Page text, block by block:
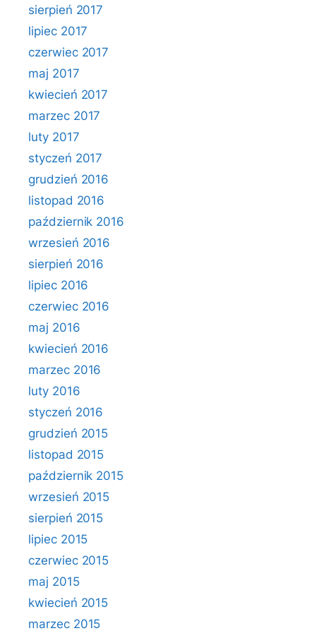
sierpień 2017
lipiec 2017
czerwiec 2017
maj 2017
kwiecień 2017
marzec 2017
luty 2017
styczeń 2017
grudzień 2016
listopad 2016
październik 2016
wrzesień 2016
sierpień 2016
lipiec 2016
czerwiec 2016
maj 2016
kwiecień 2016
marzec 2016
luty 2016
styczeń 2016
grudzień 2015
listopad 2015
październik 2015
wrzesień 2015
sierpień 2015
lipiec 2015
czerwiec 2015
maj 2015
kwiecień 2015
marzec 2015